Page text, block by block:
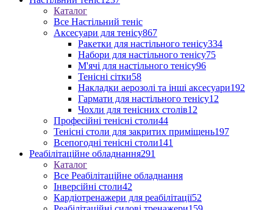
Каталог
Все Настільний теніс
Аксесуари для тенісу867
Ракетки для настільного тенісу334
Набори для настільного тенісу75
М'ячі для настільного тенісу96
Тенісні сітки58
Накладки аерозолі та інші аксесуари192
Гармати для настільного тенісу12
Чохли для тенісних столів12
Професійні тенісні столи44
Тенісні столи для закритих приміщень197
Всепогодні тенісні столи141
Реабілітаційне обладнання291
Каталог
Все Реабілітаційне обладнання
Інверсійні столи42
Кардіотренажери для реабілітації52